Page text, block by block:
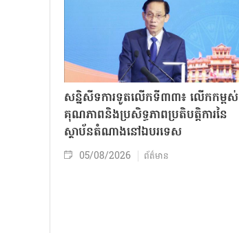
សន្និសីទការទូតលើកទី៣៣៖ លើក​កម្ពស់
គុណភាពនិងប្រសិទ្ធភាពប្រតិបត្តិការ​នៃ
ស្ថាប័ន​​តំណាងនៅឯ​បរទេស​
05/08/2026 ព័ត៌មាន